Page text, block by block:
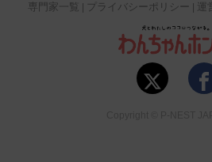
専門家一覧
プライバシーポリシー 運